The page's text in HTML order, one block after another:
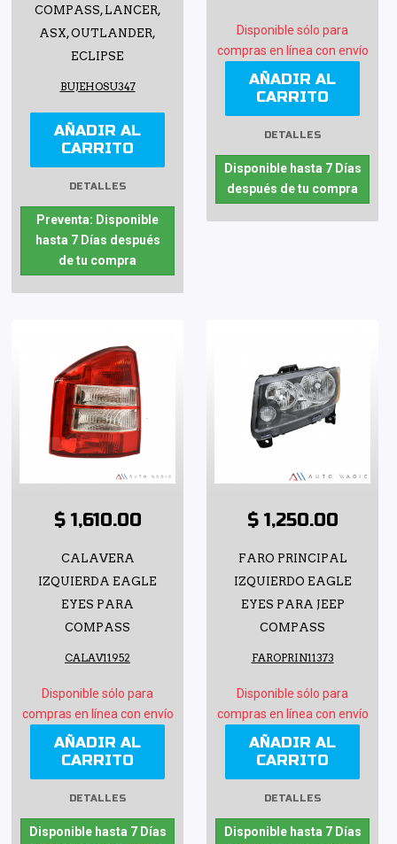
COMPASS, LANCER,
ASX, OUTLANDER,
ECLIPSE
BUJEHOSU347
AÑADIR AL
CARRITO
DETALLES
Preventa: Disponible
hasta 7 Días después
de tu compra
Disponible sólo para
compras en línea con envío
AÑADIR AL
CARRITO
DETALLES
Disponible hasta 7 Días
después de tu compra
$ 1,610.00
CALAVERA
IZQUIERDA EAGLE
EYES PARA
COMPASS
CALAV11952
Disponible sólo para
compras en línea con envío
AÑADIR AL
CARRITO
DETALLES
Disponible hasta 7 Días
$ 1,250.00
FARO PRINCIPAL
IZQUIERDO EAGLE
EYES PARA JEEP
COMPASS
FAROPRIN11373
Disponible sólo para
compras en línea con envío
AÑADIR AL
CARRITO
DETALLES
Disponible hasta 7 Días